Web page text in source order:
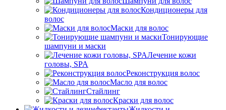
Кондиционеры для
волос
Маски для волос
Тонирующие
шампуни и маски
Лечение кожи
головы, SPA
Реконструкция волос
Масло для волос
Стайлинг
Краски для волос